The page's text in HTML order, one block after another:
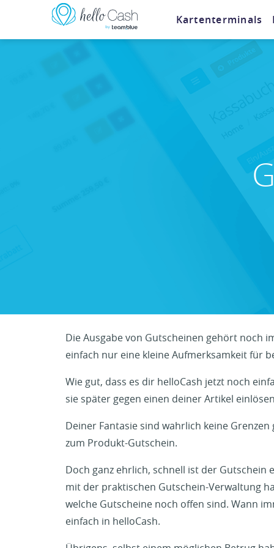
Kartenterminals
Die Ausgabe von Gutscheinen gehört noch
einfach nur eine kleine Aufmerksamkeit für
Wie gut, dass es dir helloCash jetzt noch
sie später gegen einen deiner Artikel
Deiner Fantasie sind wahrlich keine
zum Produkt-Gutschein.
Doch ganz ehrlich, schnell ist der
mit der praktischen Gutschein-Verwaltung
welche Gutscheine noch offen sind. Wann
einfach in helloCash.